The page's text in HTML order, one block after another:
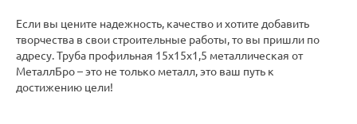
Если вы цените надежность, качество и хотите добавить
творчества в свои строительные работы, то вы пришли по
адресу. Труба профильная 15х15х1,5 металлическая от
МеталлБро – это не только металл, это ваш путь к
достижению цели!